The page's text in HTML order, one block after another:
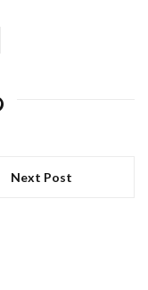
Next Post